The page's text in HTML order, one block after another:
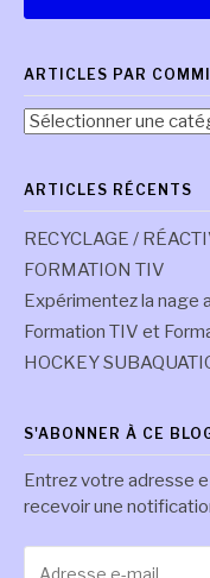
ARTICLES PAR
Articles
ARTICLES RÉCENTS
RECYCLAGE /
FORMATION TIV
Expérimentez la nage
Formation TIV et
HOCKEY
S'ABONNER À CE
Entrez votre adresse
recevoir une